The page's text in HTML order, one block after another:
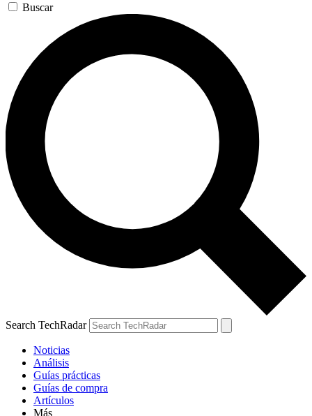
Buscar
Search TechRadar
Noticias
Análisis
Guías prácticas
Guías de compra
Artículos
Más